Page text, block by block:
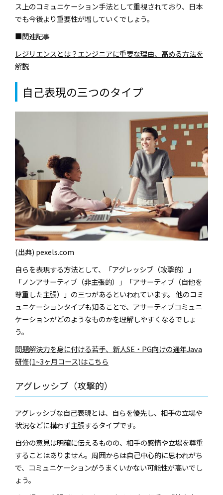
ス上のコミュニケーション手法として重視されており、日本
でも今後より重要性が増していくでしょう。
■関連記事
レジリエンスとは？エンジニアに重要な理由、高める方法を
解説
自己表現の三つのタイプ
(出典) pexels.com
自らを表現する方法として、「アグレッシブ（攻撃的）」
「ノンアサーティブ（非主張的）」「アサーティブ（自他を
尊重した主張）」の三つがあるといわれています。 他のコミ
ュニケーションタイプも知ることで、アサーティブコミュニ
ケーションがどのようなものかを理解しやすくなるでしょ
う。
問題解決力を身に付ける若手、新人SE・PG向けの通年Java
研修(1~3ヶ月コース)はこちら
アグレッシブ（攻撃的）
アグレッシブな自己表現とは、自らを優先し、相手の立場や
状況などに構わず主張するタイプです。
自分の意見は明確に伝えるものの、相手の感情や立場を尊重
することはありません。周囲からは自己中心的に思われがち
で、コミュニケーションがうまくいかない可能性が高いでし
ょう。